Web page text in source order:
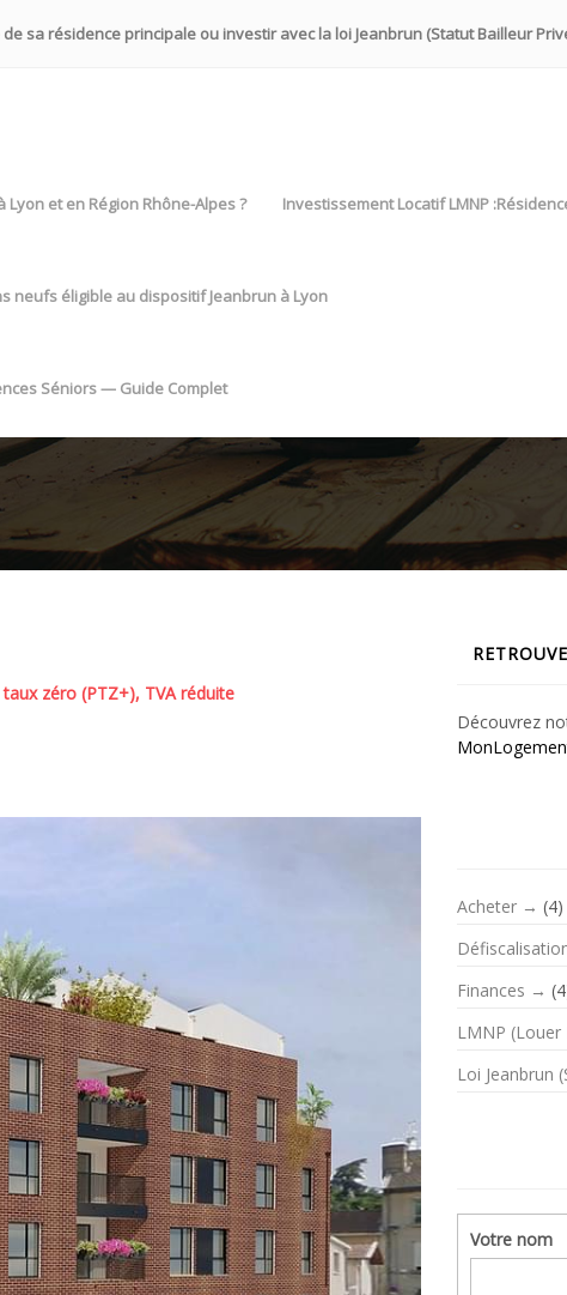
sa résidence principale ou investir avec la loi Jeanbrun (Statut Bailleur
et en Région Rhône-Alpes ? Investissement Locatif LMNP
neufs éligible au dispositif Jeanbrun à Lyon
Séniors — Guide Complet
zéro (PTZ+), TVA réduite
Découvrez
Acheter
(4)
Finances
LMNP
Loi Jeanbrun
Votre nom